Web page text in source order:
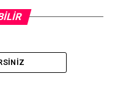
bu başarı
temsilcileri Ledra